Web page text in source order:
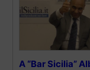
A “Bar Sicilia”